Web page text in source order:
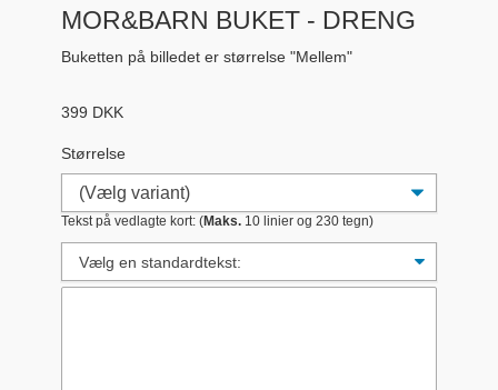
MOR&BARN BUKET - DRENG
Buketten på billedet er størrelse "Mellem"
399 DKK
Størrelse
Tekst på vedlagte kort: (Maks. 10 linier og 230 tegn)